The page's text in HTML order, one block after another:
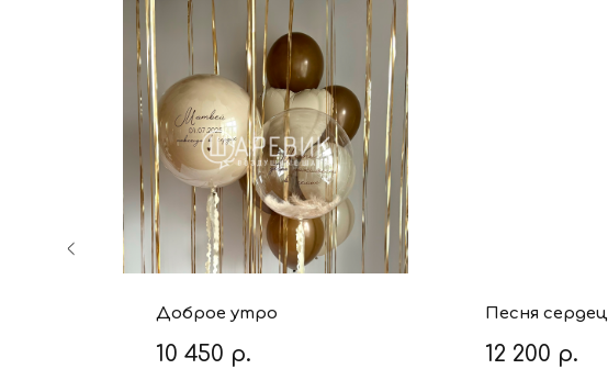
Доброе утро
10 450 р.
Песня сердец
12 200 р.